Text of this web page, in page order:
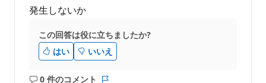
発生しないか
この回答は役に立ちましたか?
はい
いいえ
0 件のコメント